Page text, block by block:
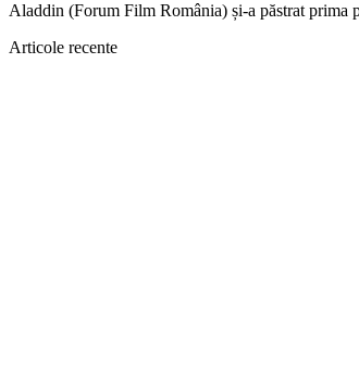
Aladdin (Forum Film România) și-a păstrat
Articole recente